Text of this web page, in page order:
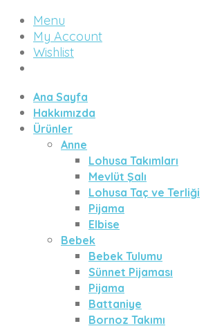
Menu
My Account
Wishlist
Ana Sayfa
Hakkımızda
Ürünler
Anne
Lohusa Takımları
Mevlüt Şalı
Lohusa Taç ve Terliği
Pijama
Elbise
Bebek
Bebek Tulumu
Sünnet Pijaması
Pijama
Battaniye
Bornoz Takımı